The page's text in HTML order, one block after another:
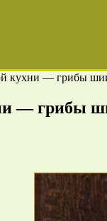
кухни — грибы
— грибы